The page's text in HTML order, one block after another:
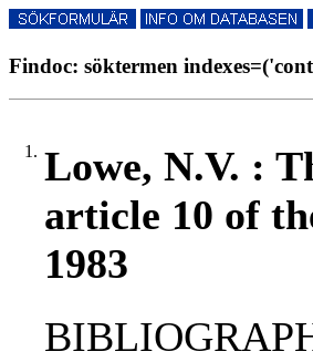
Findoc: söktermen
1. Lowe, N.V. :
article 10 of
1983